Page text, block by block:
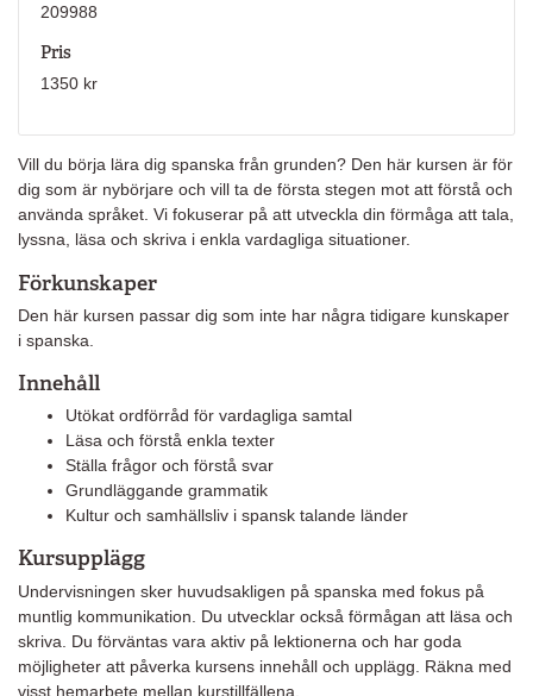
Vill du börja lära dig spanska från grunden? Den här kursen är för
dig som är nybörjare och vill ta de första stegen mot att förstå och
använda språket. Vi fokuserar på att utveckla din förmåga att tala,
lyssna, läsa och skriva i enkla vardagliga situationer.
Förkunskaper
Den här kursen passar dig som inte har några tidigare kunskaper
i spanska.
Innehåll
Utökat ordförråd för vardagliga samtal
Läsa och förstå enkla texter
Ställa frågor och förstå svar
Grundläggande grammatik
Kultur och samhällsliv i spansk talande länder
Kursupplägg
Undervisningen sker huvudsakligen på spanska med fokus på
muntlig kommunikation. Du utvecklar också förmågan att läsa och
skriva. Du förväntas vara aktiv på lektionerna och har goda
möjligheter att påverka kursens innehåll och upplägg. Räkna med
visst hemarbete mellan kurstillfällena.
209988
Pris
1350 kr